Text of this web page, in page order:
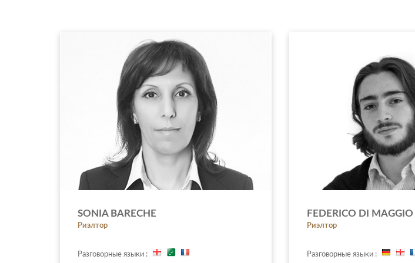
SONIA BARECHE
Риэлтор
Разговорные языки :
FEDERICO DI MAGGIO
Риэлтор
Разговорные языки :